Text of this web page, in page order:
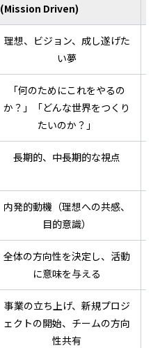
(Mission Driven)
理想、ビジョン、成し遂げた
い夢
「何のためにこれをやるの
か？」「どんな世界をつくり
たいのか？」
長期的、中長期的な視点
内発的動機（理想への共感、
目的意識）
全体の方向性を決定し、活動
に意味を与える
事業の立ち上げ、新規プロジ
ェクトの開始、チームの方向
性共有